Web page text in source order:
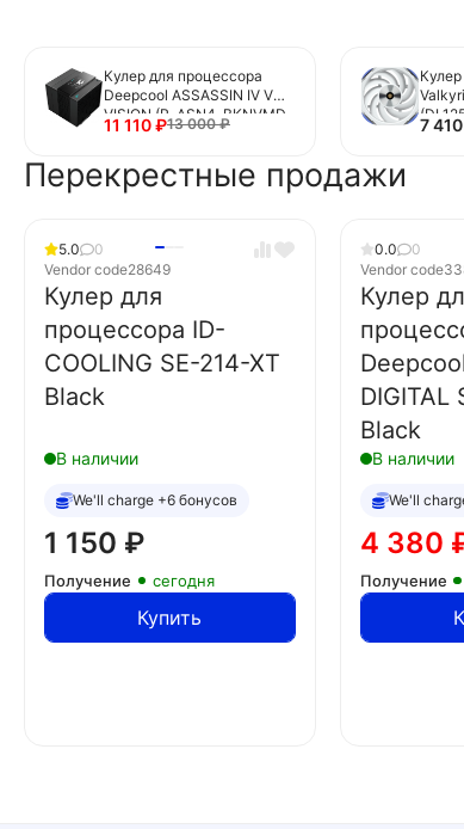
Кулер для процессора
Deepcool ASSASSIN IV VC
VISION (R-ASN4-BKNVMD-
G)
13 000₽
11 110₽ 7 410
Перекрестные продажи
5.0
0
Vendor code28649
Кулер для
процессора ID-
COOLING SE-214-XT
Black
В наличии
We'll charge +6 бонусов
1 150 ₽
Получение сегодня
Купить
0.0
0
Vendor code
Кулер
DIGITAL
Black
В наличии
We'll
4 380
Получение